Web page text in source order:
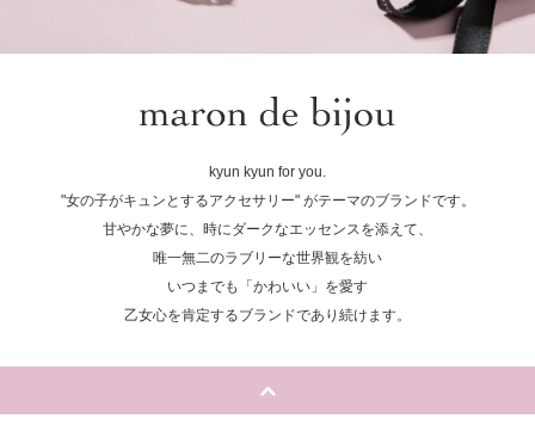
kyun kyun for you.
"女の子がキュンとするアクセサリー" がテーマのブランドです。
甘やかな夢に、時にダークなエッセンスを添えて、
唯一無二のラブリーな世界観を紡い
いつまでも「かわいい」を愛す
乙女心を肯定するブランドであり続けます。